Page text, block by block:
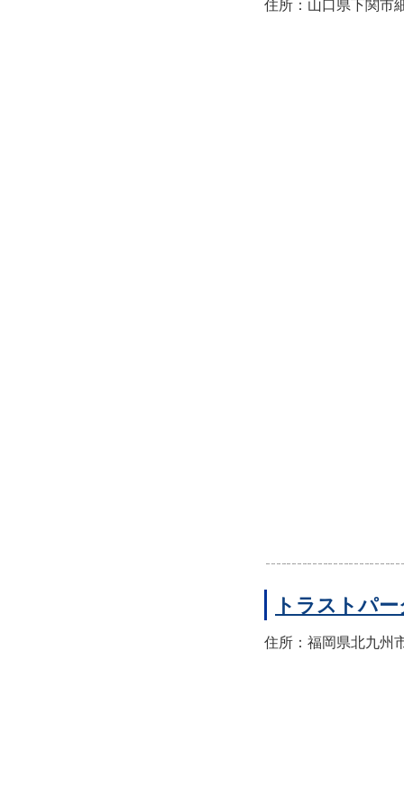
住所：山口県下関市
トラストパ
住所：福岡県北九州